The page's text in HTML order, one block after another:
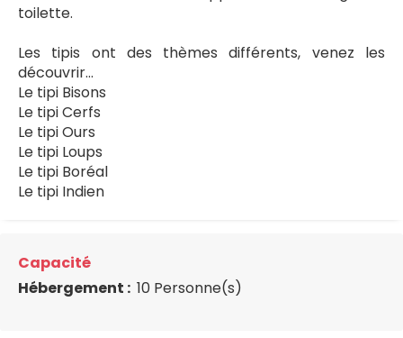
toilette.
Les tipis ont des thèmes différents, venez les
découvrir…
Le tipi Bisons
Le tipi Cerfs
Le tipi Ours
Le tipi Loups
Le tipi Boréal
Le tipi Indien
Capacité
Hébergement : 10 Personne(s)